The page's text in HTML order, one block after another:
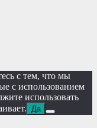
с тем, что мы
с использованием
использовать
Да